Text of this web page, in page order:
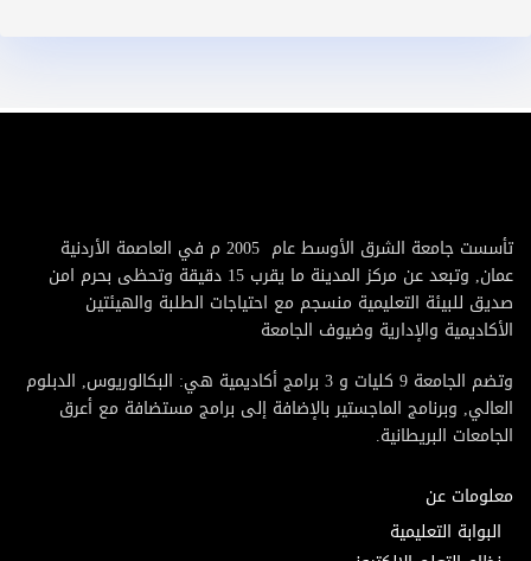
تأسست جامعة الشرق الأوسط عام 2005 م في العاصمة الأردنية
عمان, وتبعد عن مركز المدينة ما يقرب 15 دقيقة وتحظى بحرم امن
صديق للبيئة التعليمية منسجم مع احتياجات الطلبة والهيئتين
الأكاديمية والإدارية وضيوف الجامعة
وتضم الجامعة 9 كليات و 3 برامج أكاديمية هي: البكالوريوس, الدبلوم
العالي, وبرنامج الماجستير بالإضافة إلى برامج مستضافة مع أعرق
الجامعات البريطانية.
معلومات عن
البوابة التعليمية